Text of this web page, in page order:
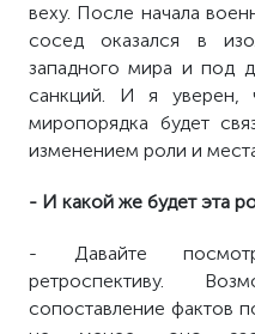
веху. После начала
сосед оказался в
западного мира и под
санкций. И я уверен,
миропорядка будет
изменением роли и
- И какой же будет эта
- Давайте
ретроспективу.
сопоставление фактов